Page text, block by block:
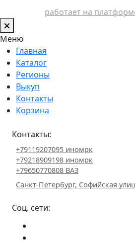
работает на
Меню
Главная
Каталог
Регионы
Выкуп
Контакты
Корзина
Контакты:
+79119207095 иномрк
+79218909198 иномрк
+79650770808 ВАЗ
Санкт-Петербург, Софийская
Соц. сети: